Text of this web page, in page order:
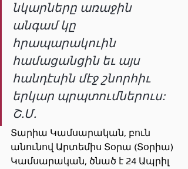
նկարները առաջին
անգամ կը
հրապարակուին
համացանցին եւ այս
հանդէսին մէջ շնորհիւ
երկար պրպտումներուս:
Շ.Մ.
Տարիա Կամսարական, բուն
անունով Արտեմիս Տօրա (Տօրիա)
Կամսարական, ծնած է 24 Ապրիլ